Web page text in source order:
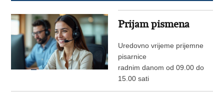
Prijam pismena
Uredovno vrijeme prijemne
pisarnice
radnim danom od 09.00 do
15.00 sati